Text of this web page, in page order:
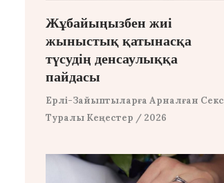
Жұбайыңызбен жиі
жыныстық қатынасқа
түсудің денсаулыққа
пайдасы
Ерлі-Зайыптыларға Арналған Секс
Туралы Кеңестер / 2026